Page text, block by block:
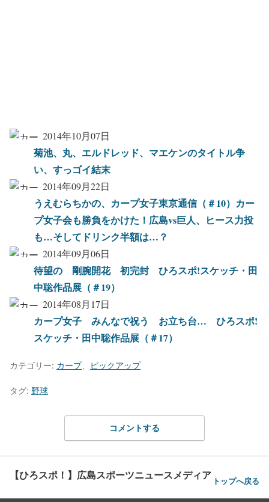
2014年10月07日
菊池、丸、エルドレッド、マエケンのタイトル争
い、すっゴイ結末
2014年09月22日
うえむらちかの、カープ女子東京通信（＃10）カー
プ女子会も勝負をかけた！広島vs巨人、ヒース力投
も…そしてドリンク半額は…？
2014年09月06日
待望の 剛腕開花 初完封 ひろスポ!スケッチ・田
中聡作品展（＃19）
2014年08月17日
カープ女子 みんなで祝う お立ち台… ひろスポ!
スケッチ・田中聡作品展（＃17）
カテゴリー: カープ、 ピックアップ
タグ: 野球
コメントする
【ひろスポ！】広島スポーツニュースメディア トップへ戻る